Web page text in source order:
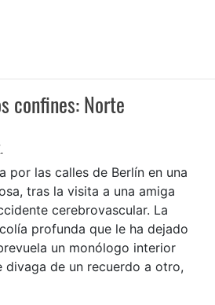
confines: Norte
por las calles de Berlín en una
tras la visita a una amiga
cerebrovascular. La
profunda que le ha dejado
un monólogo interior
divaga de un recuerdo a otro,